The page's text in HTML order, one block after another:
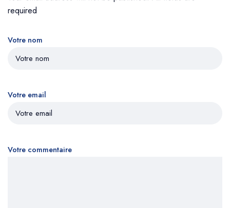
required
Votre nom
Votre email
Votre commentaire